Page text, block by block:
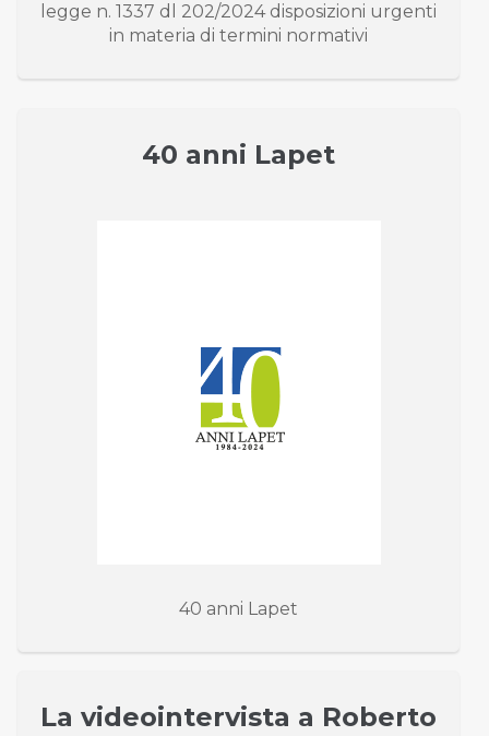
legge n. 1337 dl 202/2024 disposizioni urgenti
in materia di termini normativi
40 anni Lapet
40 anni Lapet
La videointervista a Roberto